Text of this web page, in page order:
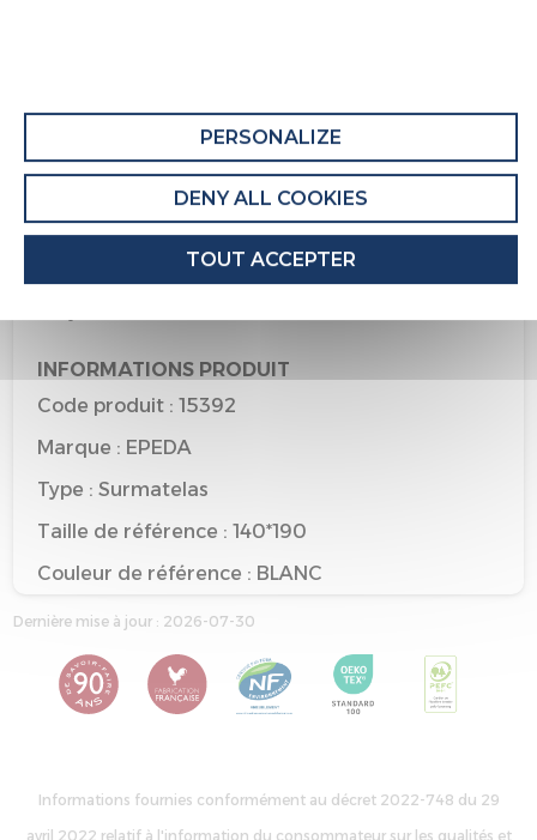
Recyclabilité du produit : Majoritairement
Recyclable
QUALITÉS ET CARACTÉRISTIQUES
Recyclabilité de l'emballage : Entièrement
INFORMATIONS PRODUIT
Code produit : 15392
Marque : EPEDA
Type : Surmatelas
Taille de référence : 140*190
Couleur de référence : BLANC
Dernière mise à jour : 2026-07-30
Informations fournies conformément au décret 2022-748 du 29
avril 2022 relatif à l'information du consommateur sur les qualités et
PERSONALIZE
DENY ALL COOKIES
TOUT ACCEPTER